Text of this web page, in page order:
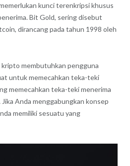
kunci terenkripsi khusus
Bit Gold, sering disebut
dirancang pada tahun 1998 oleh
membutuhkan pengguna
untuk memecahkan teka-teki
memecahkan teka-teki menerima
Jika Anda menggabungkan konsep
memiliki sesuatu yang